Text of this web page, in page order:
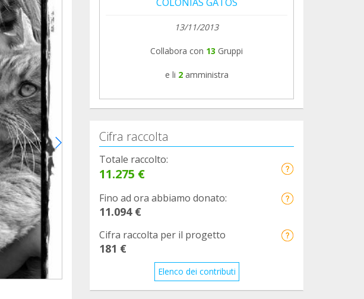
13/11/2013
Collabora con 13 Gruppi
e li 2 amministra
Cifra raccolta
Totale raccolto:
11.275 €
Fino ad ora abbiamo donato:
11.094 €
Cifra raccolta per il progetto
181 €
Elenco dei contributi